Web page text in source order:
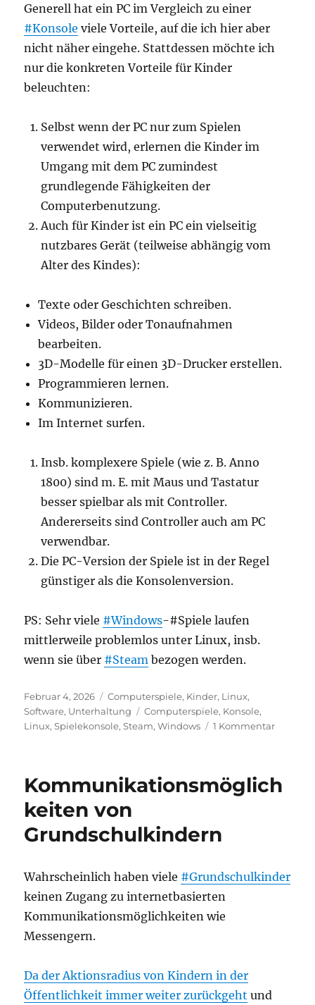
Generell hat ein PC im Vergleich zu einer
#Konsole viele Vorteile, auf die ich hier aber
nicht näher eingehe. Stattdessen möchte ich
nur die konkreten Vorteile für Kinder
beleuchten:
Selbst wenn der PC nur zum Spielen
verwendet wird, erlernen die Kinder im
Umgang mit dem PC zumindest
grundlegende Fähigkeiten der
Computerbenutzung.
Auch für Kinder ist ein PC ein vielseitig
nutzbares Gerät (teilweise abhängig vom
Alter des Kindes):
Texte oder Geschichten schreiben.
Videos, Bilder oder Tonaufnahmen
bearbeiten.
3D-Modelle für einen 3D-Drucker erstellen.
Programmieren lernen.
Kommunizieren.
Im Internet surfen.
Insb. komplexere Spiele (wie z. B. Anno
1800) sind m. E. mit Maus und Tastatur
besser spielbar als mit Controller.
Andererseits sind Controller auch am PC
verwendbar.
Die PC-Version der Spiele ist in der Regel
günstiger als die Konsolenversion.
PS: Sehr viele #Windows-#Spiele laufen
mittlerweile problemlos unter Linux, insb.
wenn sie über #Steam bezogen werden.
Veröffentlicht
am
Februar 4, 2026 Kategorien
Computerspiele, Kinder, Linux,
Software, Unterhaltung Schlagwörter
Computerspiele, Konsole,
Linux,Spielekonsole,Steam,Windows 1 Kommentarzu
PC
Kommunikationsmöglich
keiten von
Grundschulkindern
Wahrscheinlich haben viele #Grundschulkinder
keinen Zugang zu internetbasierten
Kommunikationsmöglichkeiten wie
Messengern.
Da der Aktionsradius von Kindern in der
Öffentlichkeit immer weiter zurückgeht und